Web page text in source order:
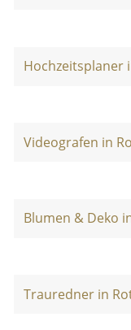
Hochzeitsplaner
Videografen in
Blumen & Deko
Trauredner in